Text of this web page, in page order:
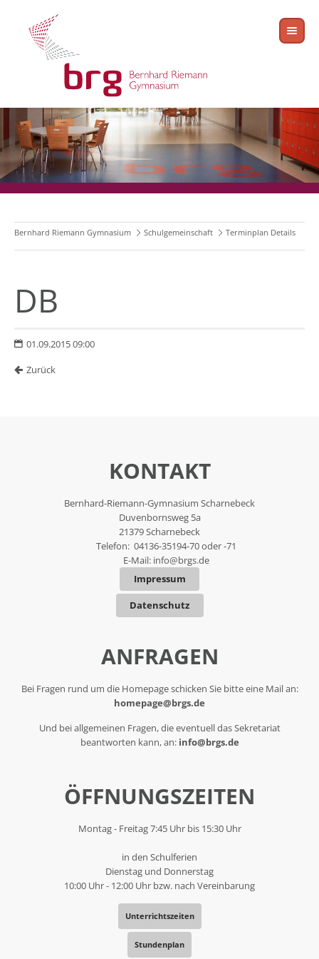
Bernhard Riemann Gymnasium Schulgemeinschaft Terminplan Details
DB
01.09.2015 09:00
Zurück
KONTAKT
Bernhard-Riemann-Gymnasium Scharnebeck
Duvenbornsweg 5a
21379 Scharnebeck
Telefon: 04136-35194-70 oder -71
E-Mail: info@brgs.de
Impressum
Datenschutz
ANFRAGEN
Bei Fragen rund um die Homepage schicken Sie bitte eine Mail an:
homepage@brgs.de
Und bei allgemeinen Fragen, die eventuell das Sekretariat
beantworten kann, an: info@brgs.de
ÖFFNUNGSZEITEN
Montag - Freitag 7:45 Uhr bis 15:30 Uhr
in den Schulferien
Dienstag und Donnerstag
10:00 Uhr - 12:00 Uhr bzw. nach Vereinbarung
Unterrichtszeiten
Stundenplan